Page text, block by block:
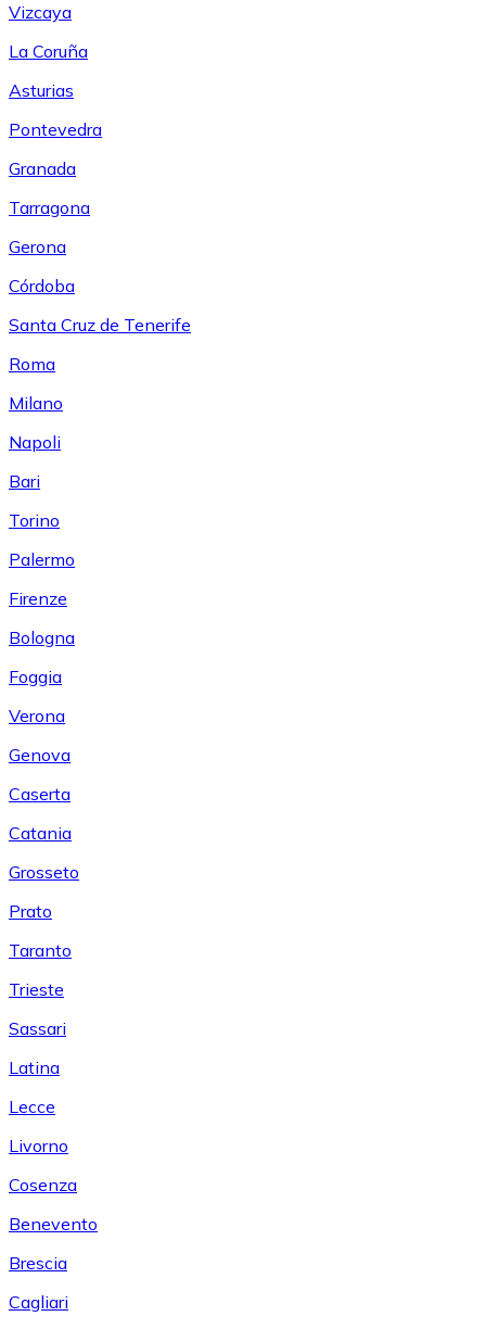
Vizcaya
La Coruña
Asturias
Pontevedra
Granada
Tarragona
Gerona
Córdoba
Santa Cruz de Tenerife
Roma
Milano
Napoli
Bari
Torino
Palermo
Firenze
Bologna
Foggia
Verona
Genova
Caserta
Catania
Grosseto
Prato
Taranto
Trieste
Sassari
Latina
Lecce
Livorno
Cosenza
Benevento
Brescia
Cagliari